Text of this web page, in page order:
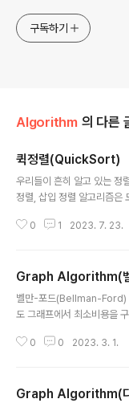
구독하기
Algorithm 의 다른
퀵정렬(QuickSort)
우리들이 흔히 알고 있는 정
정렬, 삽입 정렬 알고리즘
알고리즘은 데이터의 갯수
습니다. 그 대표적인 빠른 알
즘입니다. 퀵정렬은 대표적
균 속도가 O(N * logN) 입니
다. 더 쉽게 말하자면 특정한
0 1 2023. 7. 23.
Graph Algorithm(
벨만-포드(Bellman-Ford)
도 그래프에서 최소비용을
중에서도, 한 정점에서 다른
리즘 중에서 언제 무엇을 사
0 0 2023. 3. 1.
Graph Algorithm(다